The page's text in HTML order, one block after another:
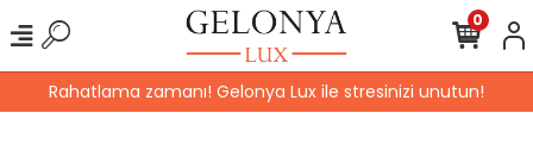
Rahatlama zamanı! Gelonya Lux ile stresinizi unutun!
0